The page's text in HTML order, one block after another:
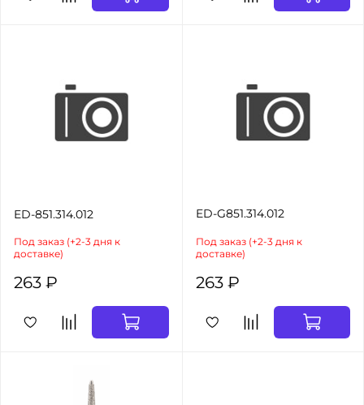
ED-851.314.012
Под заказ (+2-3 дня к
доставке)
263 ₽
ED-G851.314.012
Под заказ (+2-3 дня к
доставке)
263 ₽